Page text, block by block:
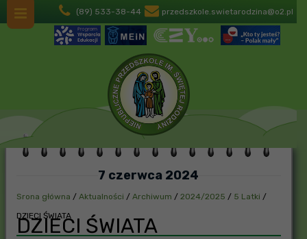
(89) 533-38-44 przedszkole.swietarodzina@o2.pl
7 czerwca 2024
Srona główna / Aktualności / Archiwum / 2024/2025 / 5 Latki /
DZIECI ŚWIATA
DZIECI ŚWIATA